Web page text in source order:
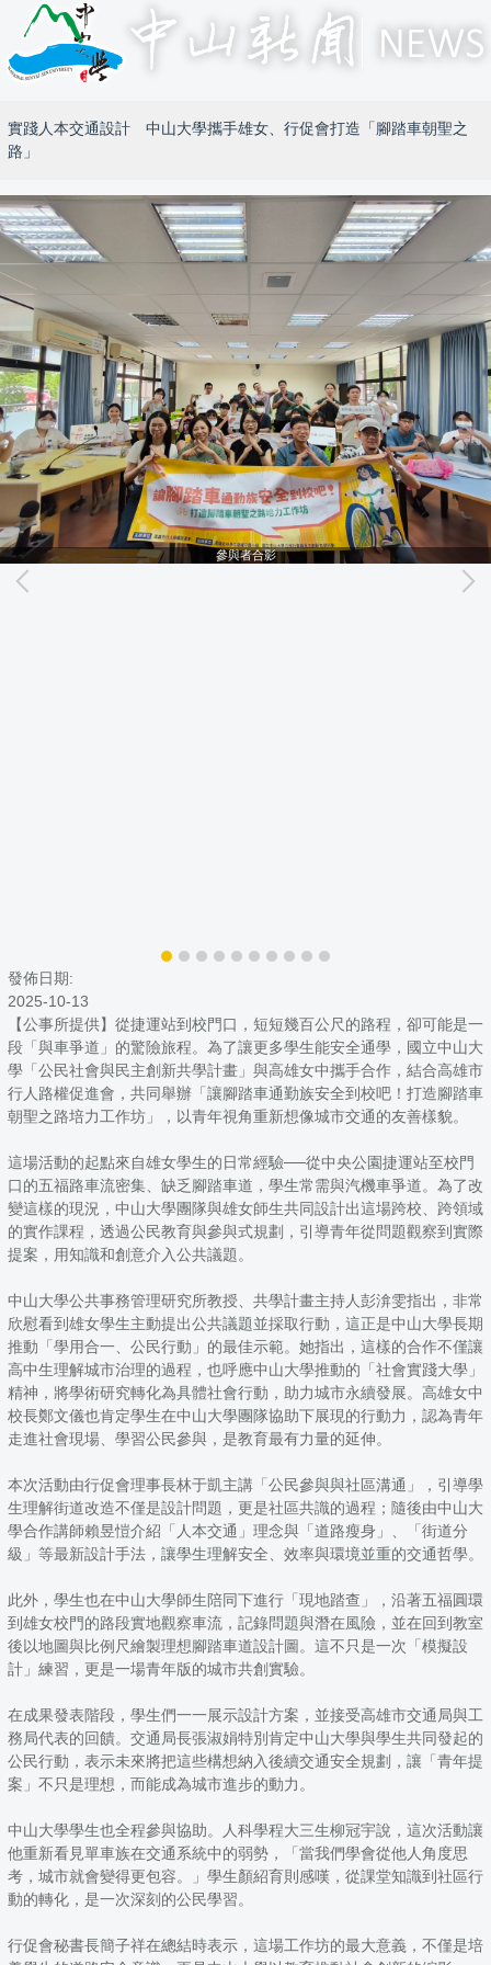
實踐人本交通設計 中山大學攜手雄女、行促會打造「腳踏車朝聖之
路」
參與者合影
發佈日期:
2025-10-13
【公事所提供】從捷運站到校門口，短短幾百公尺的路程，卻可能是一
段「與車爭道」的驚險旅程。為了讓更多學生能安全通學，國立中山大
學「公民社會與民主創新共學計畫」與高雄女中攜手合作，結合高雄市
行人路權促進會，共同舉辦「讓腳踏車通勤族安全到校吧！打造腳踏車
朝聖之路培力工作坊」，以青年視角重新想像城市交通的友善樣貌。
這場活動的起點來自雄女學生的日常經驗──從中央公園捷運站至校門
口的五福路車流密集、缺乏腳踏車道，學生常需與汽機車爭道。為了改
變這樣的現況，中山大學團隊與雄女師生共同設計出這場跨校、跨領域
的實作課程，透過公民教育與參與式規劃，引導青年從問題觀察到實際
提案，用知識和創意介入公共議題。
中山大學公共事務管理研究所教授、共學計畫主持人彭渰雯指出，非常
欣慰看到雄女學生主動提出公共議題並採取行動，這正是中山大學長期
推動「學用合一、公民行動」的最佳示範。她指出，這樣的合作不僅讓
高中生理解城市治理的過程，也呼應中山大學推動的「社會實踐大學」
精神，將學術研究轉化為具體社會行動，助力城市永續發展。高雄女中
校長鄭文儀也肯定學生在中山大學團隊協助下展現的行動力，認為青年
走進社會現場、學習公民參與，是教育最有力量的延伸。
本次活動由行促會理事長林于凱主講「公民參與與社區溝通」，引導學
生理解街道改造不僅是設計問題，更是社區共識的過程；隨後由中山大
學合作講師賴昱愷介紹「人本交通」理念與「道路瘦身」、「街道分
級」等最新設計手法，讓學生理解安全、效率與環境並重的交通哲學。
此外，學生也在中山大學師生陪同下進行「現地踏查」，沿著五福圓環
到雄女校門的路段實地觀察車流，記錄問題與潛在風險，並在回到教室
後以地圖與比例尺繪製理想腳踏車道設計圖。這不只是一次「模擬設
計」練習，更是一場青年版的城市共創實驗。
在成果發表階段，學生們一一展示設計方案，並接受高雄市交通局與工
務局代表的回饋。交通局長張淑娟特別肯定中山大學與學生共同發起的
公民行動，表示未來將把這些構想納入後續交通安全規劃，讓「青年提
案」不只是理想，而能成為城市進步的動力。
中山大學學生也全程參與協助。人科學程大三生柳冠宇說，這次活動讓
他重新看見單車族在交通系統中的弱勢，「當我們學會從他人角度思
考，城市就會變得更包容。」學生顏紹育則感嘆，從課堂知識到社區行
動的轉化，是一次深刻的公民學習。
行促會秘書長簡子祥在總結時表示，這場工作坊的最大意義，不僅是培